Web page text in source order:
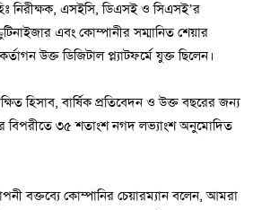
নিরীক্ষক, এসইসি, ডিএসই ও সিএসই’র
এবং কোম্পানীর সম্মানিত শেয়ার
উক্ত ডিজিটাল প্ল্যাটফর্মে যুক্ত ছিলেন।
হিসাব, বার্ষিক প্রতিবেদন ও উক্ত বছরের জন্য
বিপরীতে ৩৫ শতাংশ নগদ লভ্যাংশ অনুমোদিত
বক্তব্যে কোম্পানির চেয়ারম্যান বলেন, আমরা